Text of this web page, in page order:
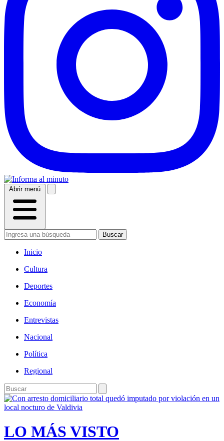
Abrir menú
Buscar
Inicio
Cultura
Deportes
Economía
Entrevistas
Nacional
Política
Regional
LO MÁS VISTO